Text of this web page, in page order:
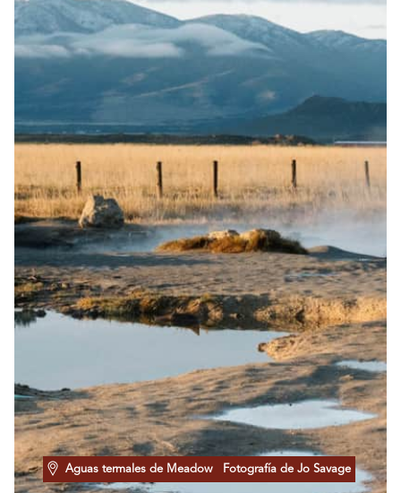
Aguas termales de Meadow Fotografía de Jo Savage